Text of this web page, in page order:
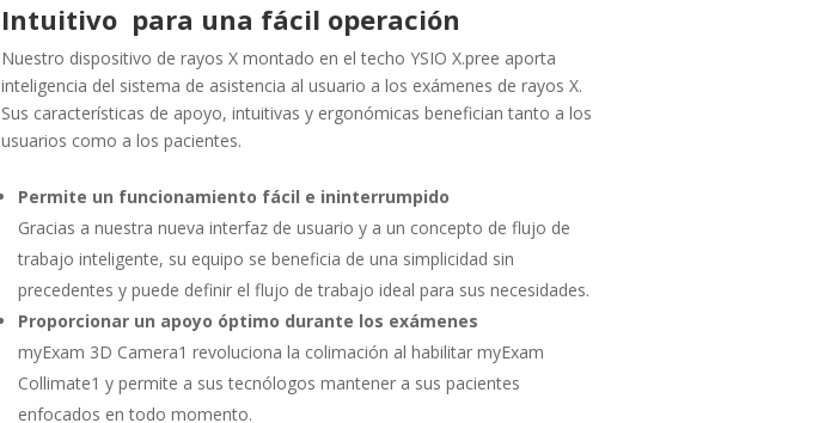
Intuitivo para una fácil operación
Nuestro dispositivo de rayos X montado en el techo YSIO X.pree aporta
inteligencia del sistema de asistencia al usuario a los exámenes de rayos X.
Sus características de apoyo, intuitivas y ergonómicas benefician tanto a los
usuarios como a los pacientes.
Permite un funcionamiento fácil e ininterrumpido
Gracias a nuestra nueva interfaz de usuario y a un concepto de flujo de
trabajo inteligente, su equipo se beneficia de una simplicidad sin
precedentes y puede definir el flujo de trabajo ideal para sus necesidades.
Proporcionar un apoyo óptimo durante los exámenes
myExam 3D Camera1 revoluciona la colimación al habilitar myExam
Collimate1 y permite a sus tecnólogos mantener a sus pacientes
enfocados en todo momento.